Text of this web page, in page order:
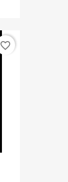
favorite_border